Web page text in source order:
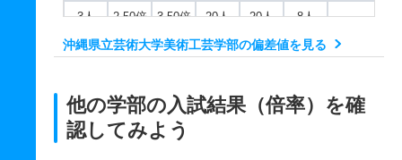
3人 2.50倍 3.50倍 20人 20人 8人 －
デザイン工芸学科／デザイン専攻 推薦 学校推薦型県内
3人 2.50倍 3.50倍 20人 20人 8人 －
美術学科／絵画専攻 一般 前
沖縄県立芸術大学美術工芸学部の偏差値を見る
他の学部の入試結果（倍率）を確
認してみよう